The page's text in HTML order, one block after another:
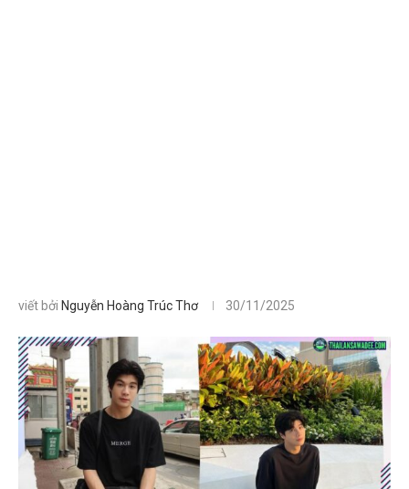
viết bởi Nguyễn Hoàng Trúc Thơ 30/11/2025